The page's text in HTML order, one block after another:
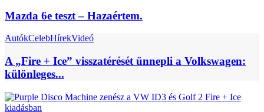
Mazda 6e teszt – Hazaértem.
AutókCelebHírekVideó
A „Fire + Ice” visszatérését ünnepli a Volkswagen:
különleges...